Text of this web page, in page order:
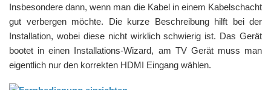
Insbesondere dann, wenn man die Kabel in einem Kabelschacht
gut verbergen möchte. Die kurze Beschreibung hilft bei der
Installation, wobei diese nicht wirklich schwierig ist. Das Gerät
bootet in einen Installations-Wizard, am TV Gerät muss man
eigentlich nur den korrekten HDMI Eingang wählen.